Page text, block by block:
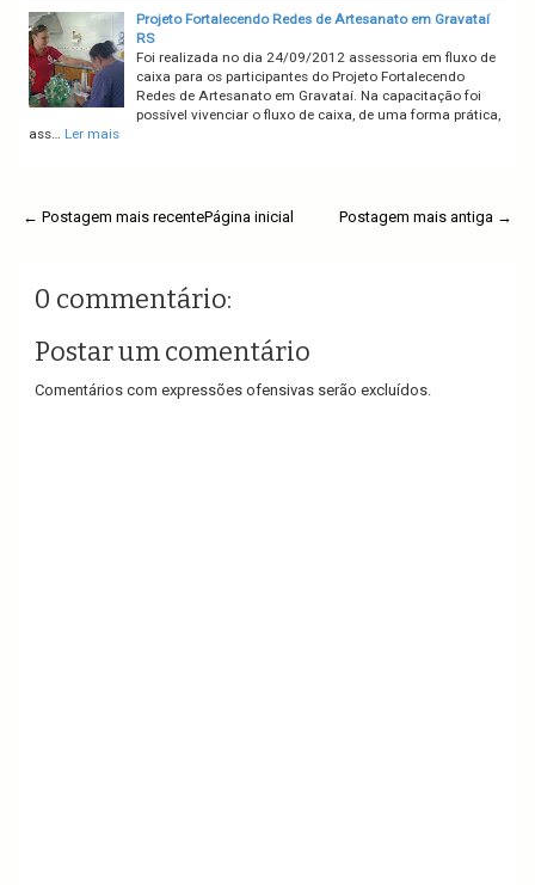
Projeto Fortalecendo Redes de Artesanato em Gravataí
RS
Foi realizada no dia 24/09/2012 assessoria em fluxo de
caixa para os participantes do Projeto Fortalecendo
Redes de Artesanato em Gravataí. Na capacitação foi
possível vivenciar o fluxo de caixa, de uma forma prática,
ass… Ler mais
← Postagem mais recente Postagem mais antiga →
Página inicial
0 commentário:
Postar um comentário
Comentários com expressões ofensivas serão excluídos.